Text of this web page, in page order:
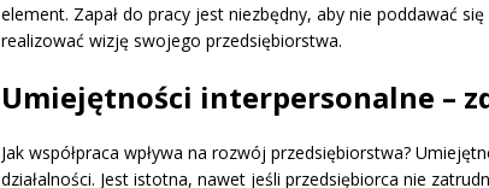
element. Zapał do pracy jest niezbędny, aby nie poddawać
realizować wizję swojego przedsiębiorstwa.
Umiejętności interpersonalne –
Jak współpraca wpływa na rozwój przedsiębiorstwa?
działalności. Jest istotna, nawet jeśli przedsiębiorca nie